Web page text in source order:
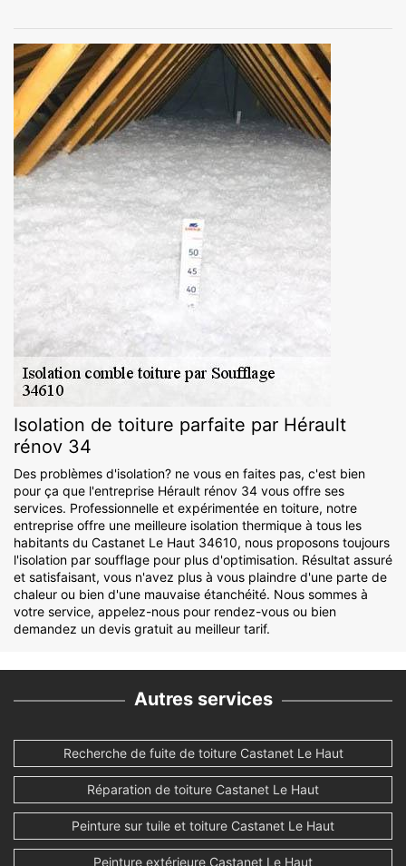
Isolation de toiture parfaite par Hérault
rénov 34
Des problèmes d'isolation? ne vous en faites pas, c'est bien
pour ça que l'entreprise Hérault rénov 34 vous offre ses
services. Professionnelle et expérimentée en toiture, notre
entreprise offre une meilleure isolation thermique à tous les
habitants du Castanet Le Haut 34610, nous proposons toujours
l'isolation par soufflage pour plus d'optimisation. Résultat assuré
et satisfaisant, vous n'avez plus à vous plaindre d'une parte de
chaleur ou bien d'une mauvaise étanchéité. Nous sommes à
votre service, appelez-nous pour rendez-vous ou bien
demandez un devis gratuit au meilleur tarif.
Autres services
Recherche de fuite de toiture Castanet Le Haut
Réparation de toiture Castanet Le Haut
Peinture sur tuile et toiture Castanet Le Haut
Peinture extérieure Castanet Le Haut